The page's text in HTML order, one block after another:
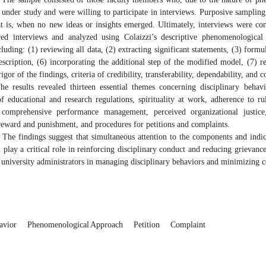
under study and were willing to participate in interviews. Purposive
is, when no new ideas or insights emerged. Ultimately, interviews were
interviews and analyzed using Colaizzi’s descriptive
(1) reviewing all data, (2) extracting significant statements, (3)
(6) incorporating the additional step of the modified model, (7)
of the findings, criteria of credibility, transferability, dependability, and
results revealed thirteen essential themes concerning disciplinary
educational and research regulations, spirituality at work, adherence to
performance management, perceived organizational
and punishment, and procedures for petitions and complaints.
The findings suggest that simultaneous attention to the components and
play a critical role in reinforcing disciplinary conduct and reducing
administrators in managing disciplinary behaviors and
Phenomenological Approach Petition Complaint